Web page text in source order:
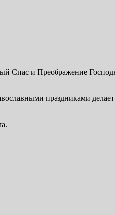
Спас и Преображение
праздниками